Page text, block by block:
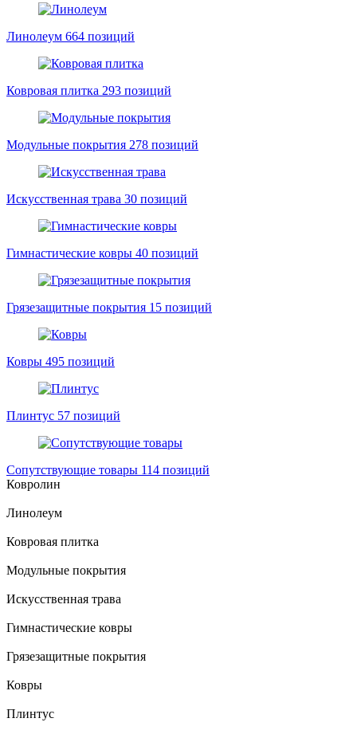
Линолеум 664 позиций
Ковровая плитка 293 позиций
Модульные покрытия 278 позиций
Искусственная трава 30 позиций
Гимнастические ковры 40 позиций
Грязезащитные покрытия 15 позиций
Ковры 495 позиций
Плинтус 57 позиций
Сопутствующие товары 114 позиций
Ковролин
Линолеум
Ковровая плитка
Модульные покрытия
Искусственная трава
Гимнастические ковры
Грязезащитные покрытия
Ковры
Плинтус